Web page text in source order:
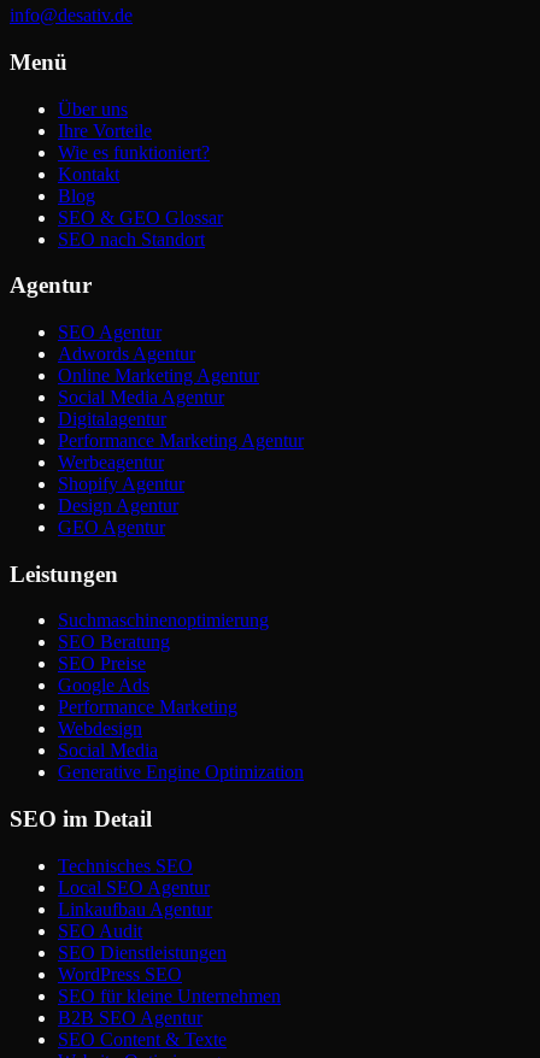
info@desativ.de
Menü
Über uns
Ihre Vorteile
Wie es funktioniert?
Kontakt
Blog
SEO & GEO Glossar
SEO nach Standort
Agentur
SEO Agentur
Adwords Agentur
Online Marketing Agentur
Social Media Agentur
Digitalagentur
Performance Marketing Agentur
Werbeagentur
Shopify Agentur
Design Agentur
GEO Agentur
Leistungen
Suchmaschinenoptimierung
SEO Beratung
SEO Preise
Google Ads
Performance Marketing
Webdesign
Social Media
Generative Engine Optimization
SEO im Detail
Technisches SEO
Local SEO Agentur
Linkaufbau Agentur
SEO Audit
SEO Dienstleistungen
WordPress SEO
SEO für kleine Unternehmen
B2B SEO Agentur
SEO Content & Texte